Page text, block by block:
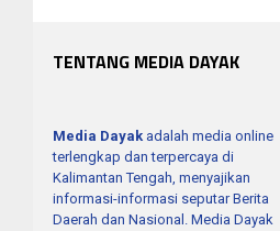
TENTANG MEDIA DAYAK
Media Dayak adalah media online
terlengkap dan terpercaya di
Kalimantan Tengah, menyajikan
informasi-informasi seputar Berita
Daerah dan Nasional. Media Dayak